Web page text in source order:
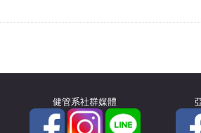
健管系社群媒體